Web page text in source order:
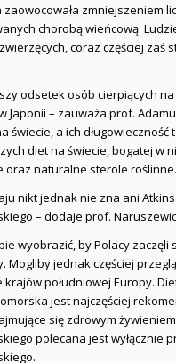
zmniejszeniem
chorobą wieńcową.
coraz częściej zaś
odsetek osób cierpiących
Japonii – zauważa prof.
świecie, a ich długowieczność
diet na świecie, bogatej w
oraz naturalne sterole roślinne.
nikt jednak nie zna ani
– dodaje prof.
wyobrazić, by Polacy zaczęli
Mogliby jednak częściej
południowej Europy.
jest najczęściej
się zdrowym
polecana jest wyłącznie